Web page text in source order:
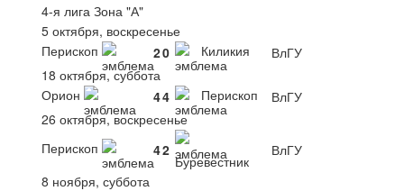
4-я лига Зона "А"
5 октября, воскресенье
Перископ
20 Киликия
ВлГУ
18 октября, суббота
Орион
44 Перископ
ВлГУ
26 октября, воскресенье
Перископ
42
Буревестник
ВлГУ
8 ноября, суббота